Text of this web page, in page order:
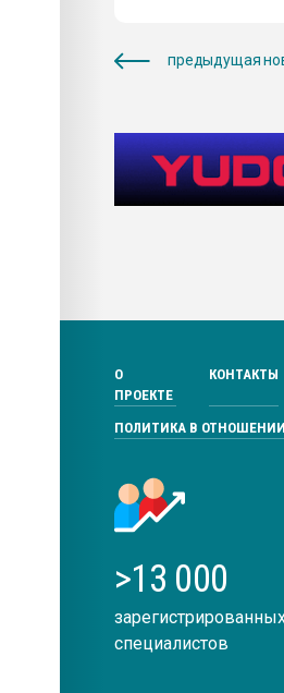
предыдущая
О
ПРОЕКТЕ
КОНТАКТЫ
ПОЛИТИКА В ОТНОШЕНИИ
>13 000
специалистов